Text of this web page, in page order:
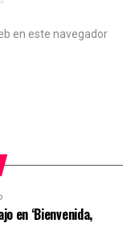
en este navegador
en ‘Bienvenida,